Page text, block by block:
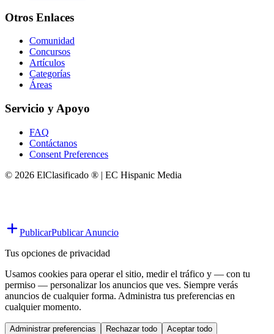
Otros Enlaces
Comunidad
Concursos
Artículos
Categorías
Áreas
Servicio y Apoyo
FAQ
Contáctanos
Consent Preferences
© 2026 ElClasificado ® | EC Hispanic Media
PublicarPublicar Anuncio
Tus opciones de privacidad
Usamos cookies para operar el sitio, medir el tráfico y — con tu
permiso — personalizar los anuncios que ves. Siempre verás
anuncios de cualquier forma. Administra tus preferencias en
cualquier momento.
Administrar preferencias Rechazar todo Aceptar todo